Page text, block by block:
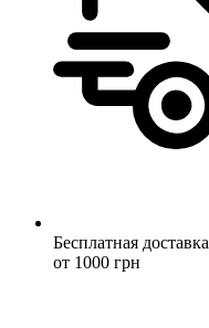
Бесплатная доставка
от 1000 грн